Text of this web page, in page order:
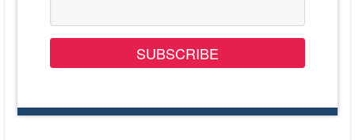
SUBSCRIBE